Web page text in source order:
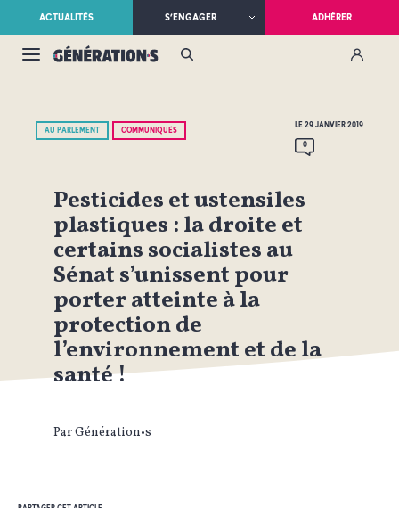
ACTUALITÉS S’ENGAGER ADHÉRER
AU PARLEMENT COMMUNIQUÉS
LE 29 JANVIER 2019
0
Pesticides et ustensiles
plastiques : la droite et
certains socialistes au
Sénat s’unissent pour
porter atteinte à la
protection de
l’environnement et de la
santé !
Par Génération•s